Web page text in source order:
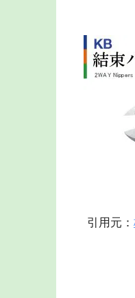
引用元：